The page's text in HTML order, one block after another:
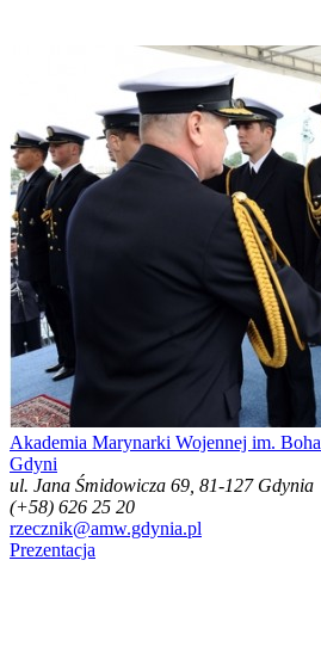
Akademia Marynarki Wojennej im.
Gdyni
ul. Jana Śmidowicza 69, 81-127 Gdynia
(+58) 626 25 20
rzecznik@amw.gdynia.pl
Prezentacja